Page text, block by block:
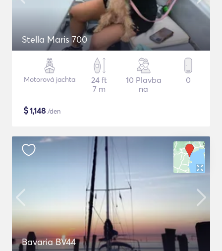
Stella Maris 700
Motorová jachta
24 ft
7 m
10 Plavba
na
0
$1,148 /den
Bavaria BV44